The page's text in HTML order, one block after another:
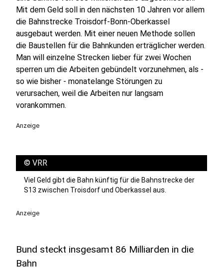
Mit dem Geld soll in den nächsten 10 Jahren vor allem
die Bahnstrecke Troisdorf-Bonn-Oberkassel
ausgebaut werden. Mit einer neuen Methode sollen
die Baustellen für die Bahnkunden erträglicher werden.
Man will einzelne Strecken lieber für zwei Wochen
sperren um die Arbeiten gebündelt vorzunehmen, als -
so wie bisher - monatelange Störungen zu
verursachen, weil die Arbeiten nur langsam
vorankommen.
Anzeige
© VRR
Viel Geld gibt die Bahn künftig für die Bahnstrecke der
S13 zwischen Troisdorf und Oberkassel aus.
Anzeige
Bund steckt insgesamt 86 Milliarden in die
Bahn